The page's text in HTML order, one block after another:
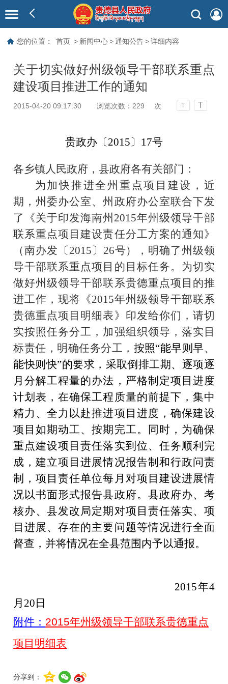
您的位置： 首页 > 新闻中心 > 通知公告 > 详细内容
关于切实做好州级领导干部联系重点
建设项目推进工作的通知
2015-04-20 09:17:30 浏览次数： 229 次 T T
贵政办〔2015〕 17号
各乡镇人民政府，县政府各有关部门：
为加快推进全州重点项目建设，近
期，州委办公室、州政府办公室联合下发
了《关于印发海南州 2015年州级领导干部
联系重点项目建设责任分工方案的通知》
（南办发〔 2015 〕 26号），明确了州级领
导干部联系重点项目的目标任务。为切实
做好州级领导干部联系贵德重点项目的推
进工作，现将《2015年州级领导干部联系
贵德重点项目明细表》印发给你们，请切
实按照任务分工，加强组织领导，落实目
标责任，明确任务分工， 按照“能早则早、
能快则快”的要求，采取倒排工期、逐项逐
月分解工程量的办法，严格制定项目进度
计划表，在确保工程质量的前提下， 集中
精力、全力以赴推进项目进度， 确保建设
项目如期动工、按期完工。同时， 为确保
重点建设项目责任落实到位、任务顺利完
成，建立项目进展情况报告制和行政问责
制，项目责任单位每月对项目建设进展情
况以书面形式报告县政府。县政府办、考
核办、县发改局定期对项目责任落实、项
目进展、存在的主要问题等情况进行全面
督查，并将情况在全县范围内予以通报。
2015年4
月20 日
附件： 2015年州级领导干部联系贵德重点
项目明细表
分享到：